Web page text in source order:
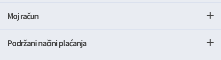
Moj račun
Podržani načini plaćanja